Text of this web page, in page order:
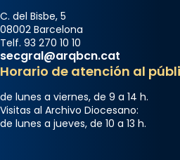
C. del Bisbe, 5
08002 Barcelona
Telf. 93 270 10 10
secgral@arqbcn.cat
Horario de atención al
de lunes a viernes, de 9 a 14 h.
Visitas al Archivo Diocesano:
de lunes a jueves, de 10 a 13 h.